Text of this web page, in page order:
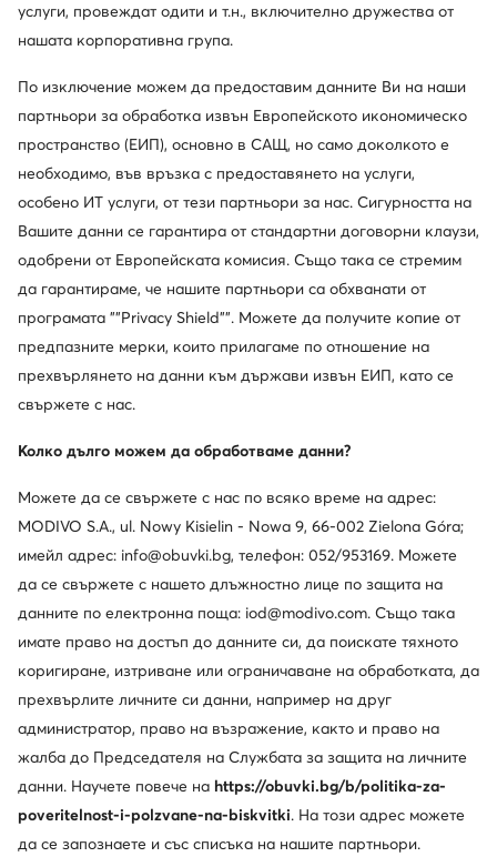
услуги, провеждат одити и т.н., включително дружества от
нашата корпоративна група.
По изключение можем да предоставим данните Ви на наши
партньори за обработка извън Европейското икономическо
пространство (ЕИП), основно в САЩ, но само доколкото е
необходимо, във връзка с предоставянето на услуги,
особено ИТ услуги, от тези партньори за нас. Сигурността на
Вашите данни се гарантира от стандартни договорни клаузи,
одобрени от Европейската комисия. Също така се стремим
да гарантираме, че нашите партньори са обхванати от
програмата ""Privacy Shield"". Можете да получите копие от
предпазните мерки, които прилагаме по отношение на
прехвърлянето на данни към държави извън ЕИП, като се
свържете с нас.
Колко дълго можем да обработваме данни?
Можете да се свържете с нас по всяко време на адрес:
MODIVO S.A., ul. Nowy Kisielin - Nowa 9, 66-002 Zielona Góra;
имейл адрес: info@obuvki.bg, телефон: 052/953169. Можете
да се свържете с нашето длъжностно лице по защита на
данните по електронна поща: iod@modivo.com. Също така
имате право на достъп до данните си, да поискате тяхното
коригиране, изтриване или ограничаване на обработката, да
прехвърлите личните си данни, например на друг
администратор, право на възражение, както и право на
жалба до Председателя на Службата за защита на личните
данни. Научете повече на https://obuvki.bg/b/politika-za-
poveritelnost-i-polzvane-na-biskvitki. На този адрес можете
да се запознаете и със списъка на нашите партньори.